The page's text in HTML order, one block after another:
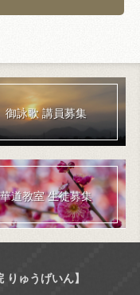
御詠歌 講員募集
華道教室 生徒募集
ゅうげいん】